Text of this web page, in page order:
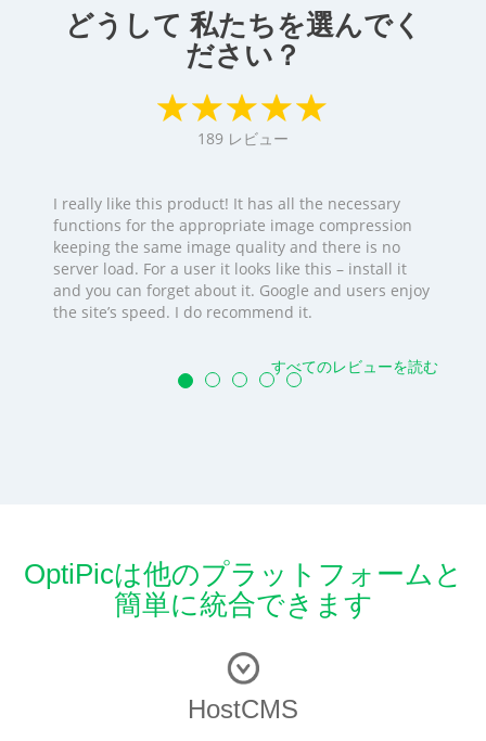
どうして 私たちを選んでく
ださい？
189 レビュー
I really like this product! It has all the necessary
functions for the appropriate image compression
keeping the same image quality and there is no
server load. For a user it looks like this – install it
and you can forget about it. Google and users enjoy
the site’s speed. I do recommend it.
すべてのレビューを読む
OptiPicは他のプラットフォームと
簡単に統合できます
HostCMS